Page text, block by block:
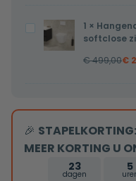
inclusief
softclose
zitting
48x36,5x36cm
Hangend
toilet
zitting
mat
1 ×
softclose
€499,00€
🎉
MEER KORTING U
23
dagen
5